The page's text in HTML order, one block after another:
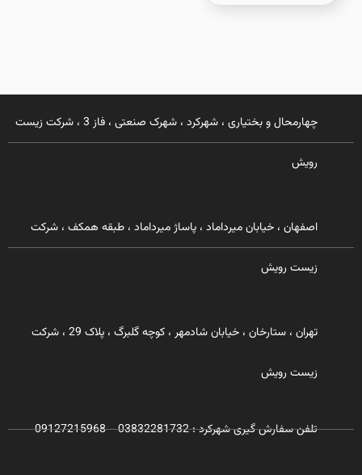
چهارمحال و بختیاری ، شهرکرد ، شهرک صنعتی ، فاز 3 ، شرکت زیست
رویش
اصفهان ، خیابان میرداماد ، پاساژ میرداماد ، طبقه همکف ، شرکت
زیست رویش
تهران ، ستارخان ، خیابان شادمهر ، کوچه گلبرگ ، پلاک 29 ، شرکت
زیست رویش
تلفن سفارش گیری شهرکرد : 03832281732 - 09127215968